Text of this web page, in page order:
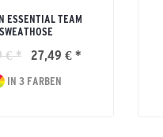
ESSENTIAL TEAM
SWEATHOSE
€ * 27,49 € *
IN 3 FARBEN